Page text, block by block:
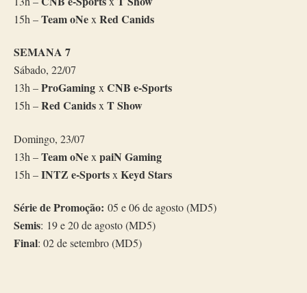
15h –Team oNex Red Canids
SEMANA 7
Sábado, 22/07
13h –ProGaming x CNB e-Sports
15h –Red Canidsx T Show
Domingo, 23/07
13h –Team oNex paiN Gaming
15h –INTZ e-Sportsx Keyd Stars
Série de Promoção: 05 e 06 de agosto (MD5)
Semis: 19 e 20 de agosto (MD5)
Final: 02 de setembro (MD5)